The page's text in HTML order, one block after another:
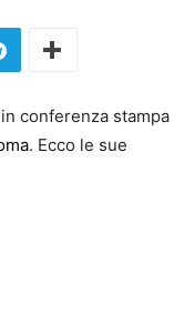
in conferenza stampa
. Ecco le sue